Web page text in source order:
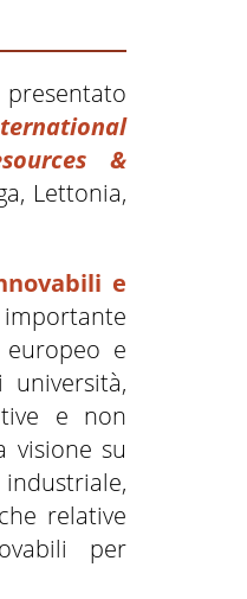
&
Lettonia,
e
e
e non
visione su
relative
per